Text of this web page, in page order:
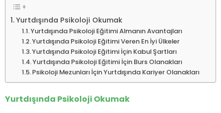
Yurtdışında Psikoloji Okumak
Yurtdışında Psikoloji Eğitimi Almanın Avantajları
Yurtdışında Psikoloji Eğitimi Veren En İyi Ülkeler
Yurtdışında Psikoloji Eğitimi İçin Kabul Şartları
Yurtdışında Psikoloji Eğitimi İçin Burs Olanakları
Psikoloji Mezunları İçin Yurtdışında Kariyer Olanakları
Yurtdışında Psikoloji Okumak